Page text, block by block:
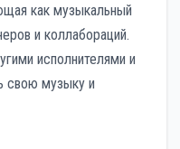
как музыкальный
и коллабораций.
исполнителями и
свою музыку и